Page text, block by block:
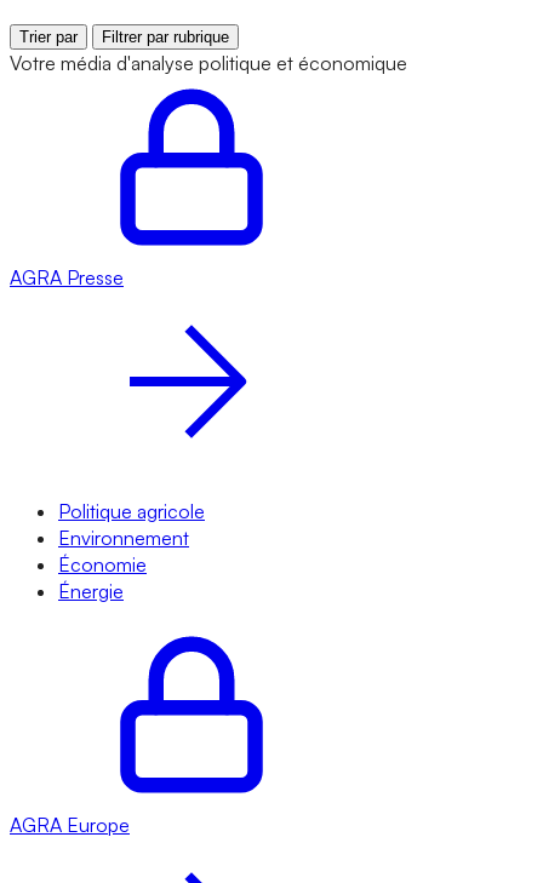
Trier par Filtrer par rubrique
Votre média d'analyse politique et économique
AGRA Presse
Politique agricole
Environnement
Économie
Énergie
AGRA Europe